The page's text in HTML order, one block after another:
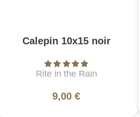
Calepin 10x15 noir
Rite in the Rain
9,00 €